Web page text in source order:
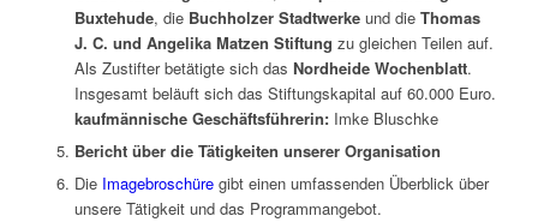
Buxtehude, dieBuchholzer Stadtwerkeund die Thomas
J. C. und Angelika Matzen Stiftung zu gleichen Teilen auf.
Als Zustifter betätigte sich das Nordheide Wochenblatt.
Insgesamt beläuft sich das Stiftungskapital auf 60.000 Euro.
kaufmännische Geschäftsführerin: Imke Bluschke
Bericht über die Tätigkeiten unserer Organisation
Die Imagebroschüregibt einen umfassenden Überblick über
unsere Tätigkeit und das Programmangebot.